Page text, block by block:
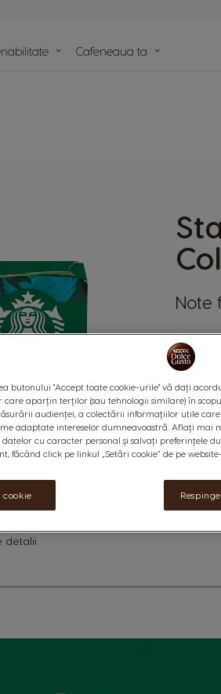
Cafeneaua ta
detalii
Note
0%
100
butonului "Accept toate cookie-urile" vă dați
care aparțin terților (sau tehnologii similare) în
audienței, a colectării informațiilor utile
adaptate intereselor dumneavoastră. Aflați mai
cu caracter personal și salvați preferințele
făcând click pe linkul „Setări cookie” de pe
cookie